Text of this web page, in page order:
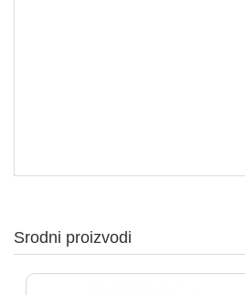
Srodni proizvodi